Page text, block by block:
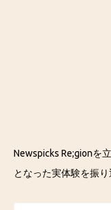
Newspicks Re;gionを
となった実体験を振り